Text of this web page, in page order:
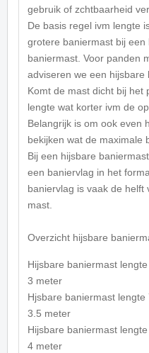
gebruik of zchtbaarheid
De basis regel ivm lengte
grotere baniermast bij
baniermast. Voor panden
adviseren we een hijsbare
Komt de mast dicht bij het
lengte wat korter ivm de
Belangrijk is om ook even
bekijken wat de maximale
Bij een hijsbare
een baniervlag in het
baniervlag is vaak de helft
mast.
Overzicht hijsbare
Hijsbare baniermast
3 meter
Hjsbare baniermast
3.5 meter
Hijsbare baniermast
4 meter